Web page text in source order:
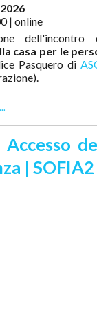
| online
casa per le
Pasquero di
Accesso
| SOFIA2